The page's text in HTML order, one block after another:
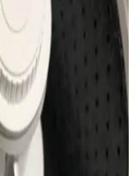
ve Kurutucu
Uyum
ölçüleri yeni
yaratmaktadır.
sorunlarını çözebilir.
Arızası: